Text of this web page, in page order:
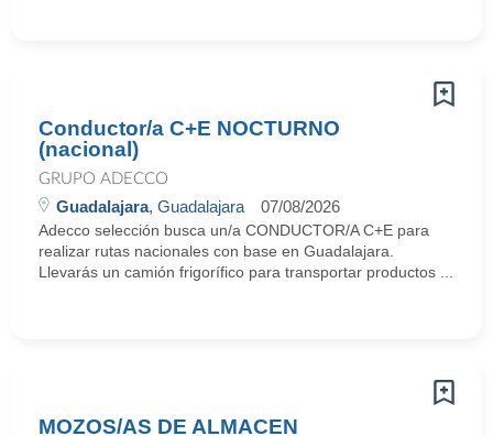
Conductor/a C+E NOCTURNO
(nacional)
GRUPO ADECCO
Guadalajara, Guadalajara 07/08/2026
Adecco selección busca un/a CONDUCTOR/A C+E para
realizar rutas nacionales con base en Guadalajara.
Llevarás un camión frigorífico para transportar productos ...
MOZOS/AS DE ALMACEN